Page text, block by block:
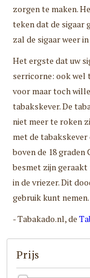
zorgen te maken.
teken dat de sigaar
zal de sigaar weer
Het ergste dat uw
serricorne: ook wel
voor maar toch
tabakskever. De
niet meer te roken
met de
boven de 18
besmet zijn geraakt
in de vriezer. Dit
gebruik kunt nemen.
- Tabakado.nl, de
Prijs